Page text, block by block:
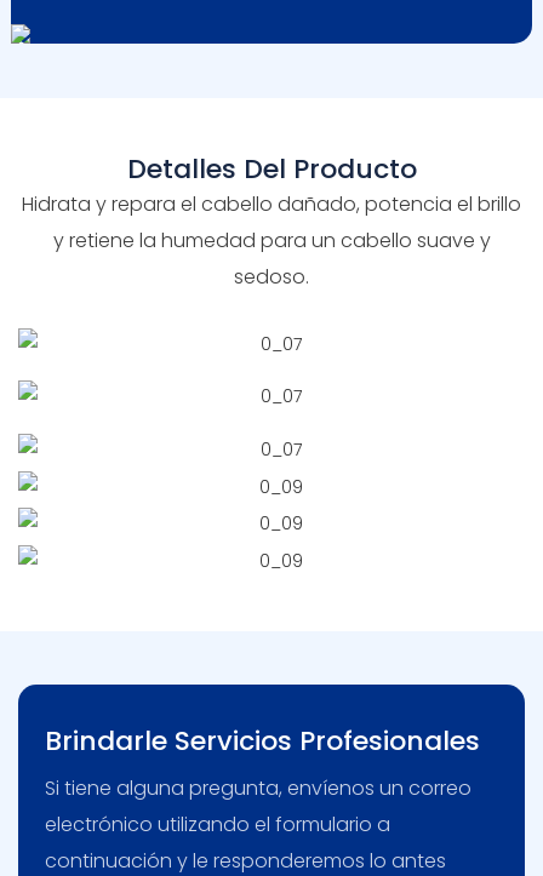
Detalles Del Producto
Hidrata y repara el cabello dañado, potencia el brillo
y retiene la humedad para un cabello suave y
sedoso.
Brindarle Servicios Profesionales
Si tiene alguna pregunta, envíenos un correo
electrónico utilizando el formulario a
continuación y le responderemos lo antes